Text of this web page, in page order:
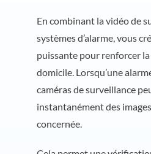
En combinant la vidéo de
systèmes d’alarme, vous
puissante pour renforcer
domicile. Lorsqu’une
caméras de surveillance
instantanément des
concernée.